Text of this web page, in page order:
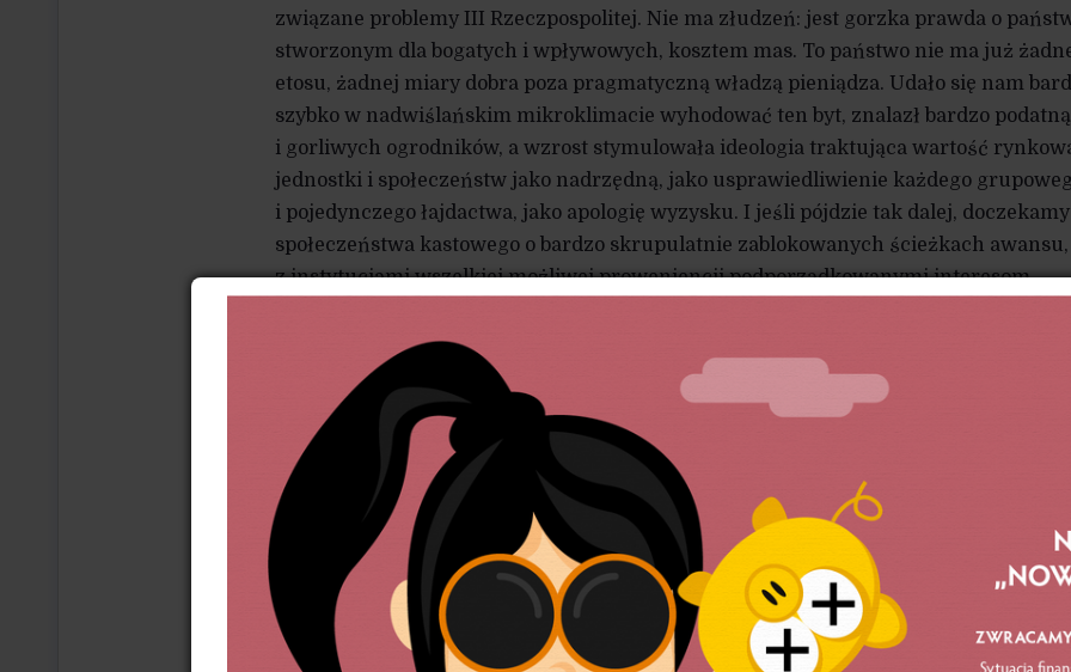
związane problemy III Rzeczpospolitej. Nie ma złudzeń: jest gorzka prawda o
stworzonym dla bogatych i wpływowych, kosztem mas. To państwo nie ma już
etosu, żadnej miary dobra poza pragmatyczną władzą pieniądza. Udało się nam
szybko w nadwiślańskim mikroklimacie wyhodować ten byt, znalazł bardzo
i gorliwych ogrodników, a wzrost stymulowała ideologia traktująca wartość
jednostki i społeczeństw jako nadrzędną, jako usprawiedliwienie każdego
i pojedynczego łajdactwa, jako apologię wyzysku. I jeśli pójdzie tak dalej, doczekamy
społeczeństwa kastowego o bardzo skrupulatnie zablokowanych ścieżkach awansu,
z instytucjami wszelkiej możliwej proweniencji podporządkowanymi interesom
To już się dzieje, przyspiesza drezyna historii (na lokomotywę nas nie stać),
siłą woli politycznej zdeterminowanej władzy. Ustawy antypracownicze, ustawy
antyzwiązkowe, niemal każdy protest obywatelski traktowany jako przejaw buntu,
medialna kasta na straży wyobrażeń społecznych. Wszystko robione oczywiście tak,
by oczy młodych, wykształconych prekariuszy wywodzących się z mniejszych
i większych miast i z polskiej wsi kierowały się wciąż na kibolskie bazgroły na
Trzeba rzecz widzieć we właściwym świetle: możesz być dobrym obywatelem
demokracji w wersji dla Polaków, w końcu ci się uda, bo przecież myjesz zęby, masz
aspiracje, dyplom, odpowiednie nastawienie do świata i wynajmujesz pokój ze stałym